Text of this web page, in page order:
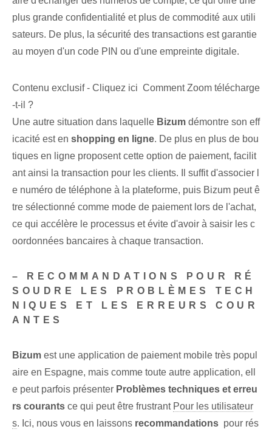
plus grande confidentialité et plus de commodité aux utili
sateurs. De plus, la sécurité des transactions est garantie
au moyen d'un code PIN ou d'une empreinte digitale.
Contenu exclusif - Cliquez ici Comment Zoom télécharge
-t-il ?
Une autre situation dans laquelle Bizum démontre son eff
icacité⁣ est en shopping en ligne. De plus en plus de bou
tiques en ligne proposent cette option de paiement, facilit
ant ainsi la transaction pour les clients. Il suffit d'associer l
e numéro de téléphone à la plateforme, puis Bizum peut ê
tre sélectionné comme mode de paiement lors de l'achat,
ce qui accélère le processus et évite d'avoir à saisir les c
oordonnées bancaires à chaque transaction.
– RECOMMANDATIONS POUR RÉ
SOUDRE LES PROBLÈMES TECH
NIQUES ET LES ERREURS COUR
ANTES
Bizum est une application de paiement mobile très popul
aire en Espagne, mais comme toute autre application, ell
e peut parfois présenter Problèmes techniques et erreu
rs courants ce qui peut être frustrant Pour les utilisateur
s. Ici, nous vous en laissons recommandations ⁢ pour rés